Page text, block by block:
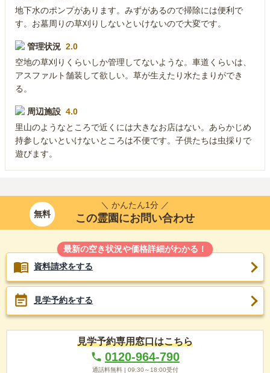
地下水のポンプがあります。みずがあるので掃除には便利で
す。お墓周りの草刈りしないといけないので大変です。
管理状況 2.0
空地の草刈りくらいしか管理してないような。車道くらいは、
アスファルト舗装して欲しい。草が生えたり水たまりができ
る。
周辺施設 4.0
里山のようなところで近くには大きなお店はない。あらかじめ
持参しないといけないところは不便です。子供たちは虫採りで
遊びます。
無料
＼ かんたん1分 ／
この霊園にお問い合わせ
最新の空き状況や価格詳細がわかる！
資料請求をする
見学予約をする
見学予約専用窓口はこちら
0120-964-790
通話料無料 | 09:30～18:00受付